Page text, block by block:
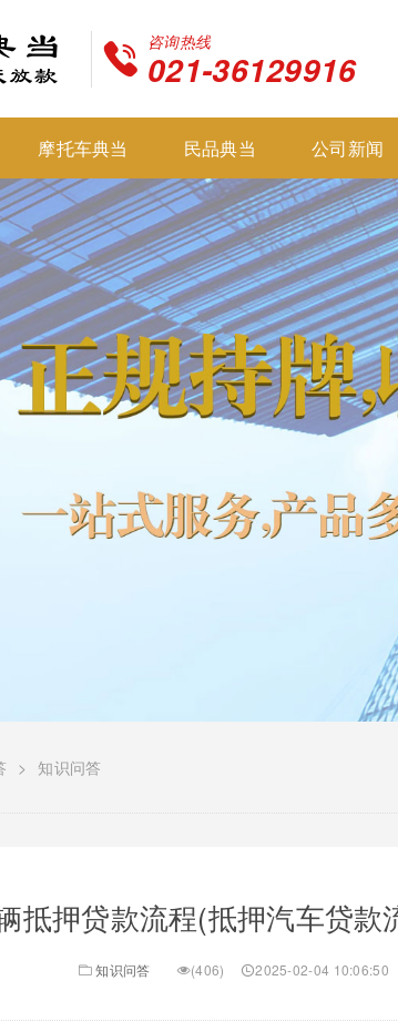
咨询热线
021-36129916
摩托车典当 民品典当 公司新闻
> 知识问答
抵押贷款流程(抵押汽车贷款
知识问答 (406) 2025-02-04 10:06:50